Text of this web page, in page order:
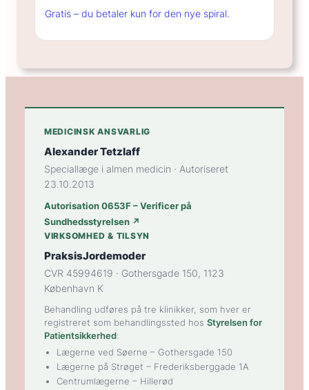
Gratis – du betaler kun for den nye spiral.
MEDICINSK ANSVARLIG
Alexander Tetzlaff
Speciallæge i almen medicin · Autoriseret
23.10.2013
Autorisation 0653F – Verificer på
Sundhedsstyrelsen ↗
VIRKSOMHED & TILSYN
PraksisJordemoder
CVR 45994619 · Gothersgade 150, 1123
København K
Behandling udføres på tre klinikker, som hver er
registreret som behandlingssted hos Styrelsen for
Patientsikkerhed:
Lægerne ved Søerne – Gothersgade 150
Lægerne på Strøget – Frederiksberggade 1A
Centrumlægerne – Hillerød